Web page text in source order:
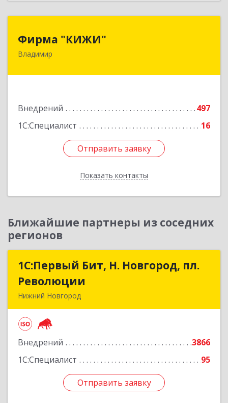
Фирма "КИЖИ"
Владимир
Внедрений
497
1С:Специалист
16
Отправить заявку
Показать контакты
600000, Владимирская обл, Владимир г,
Отправить заявку
Назад
Ближайшие партнеры из соседних
регионов
1С:Первый Бит, Н. Новгород, пл.
Революции
Нижний Новгород
Внедрений
3866
1С:Специалист
95
Отправить заявку
1С:Первый Бит, Н. Новгород, пл.
г, Литвинова ул, дом № 74, корпус 31, пом.1
Подробнее
Отправить заявку